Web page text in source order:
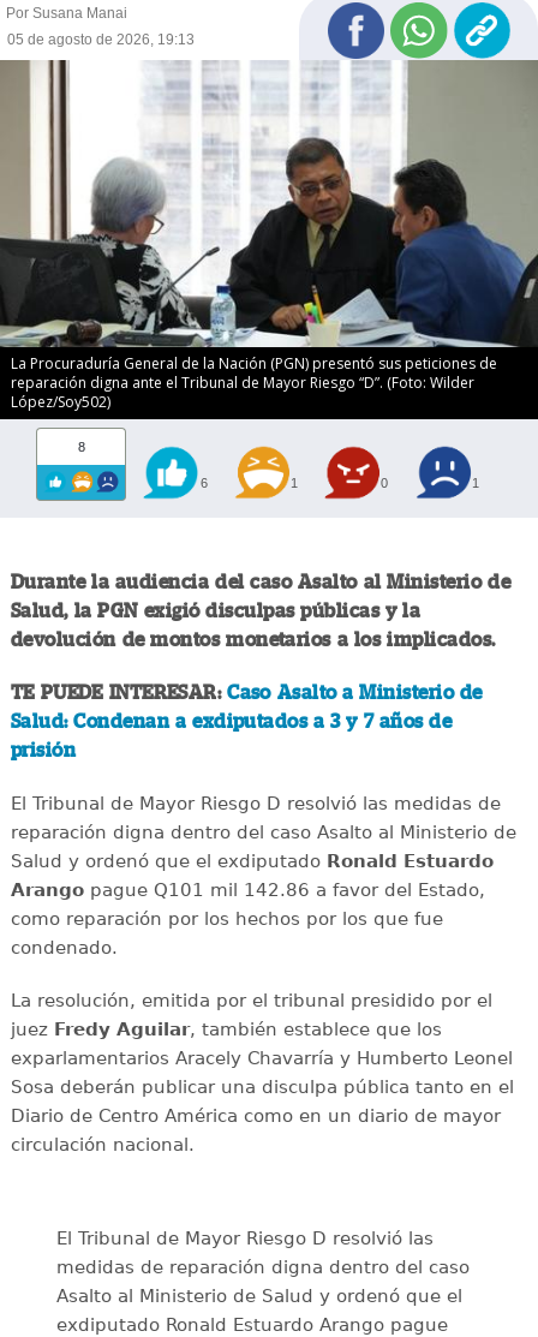
Por Susana Manai
05 de agosto de 2026, 19:13
La Procuraduría General de la Nación (PGN) presentó sus peticiones de
reparación digna ante el Tribunal de Mayor Riesgo “D”. (Foto: Wilder
López/Soy502)
8
6 1 0 1
Durante la audiencia del caso Asalto al Ministerio de
Salud, la PGN exigió disculpas públicas y la
devolución de montos monetarios a los implicados.
TE PUEDE INTERESAR:Caso Asalto a Ministerio de
Salud: Condenan a exdiputados a 3 y 7 años de
prisión
El Tribunal de Mayor Riesgo D resolvió las medidas de
reparación digna dentro del caso Asalto al Ministerio de
Salud y ordenó que el exdiputado Ronald Estuardo
Arangopague Q101 mil 142.86 a favor del Estado,
como reparación por los hechos por los que fue
condenado.
La resolución, emitida por el tribunal presidido por el
juezFredy Aguilar, también establece que los
exparlamentarios Aracely Chavarría y Humberto Leonel
Sosa deberán publicar una disculpa pública tanto en el
Diario de Centro América como en un diario de mayor
circulación nacional.
El Tribunal de Mayor Riesgo D resolvió las
medidas de reparación digna dentro del caso
Asalto al Ministerio de Salud y ordenó que el
exdiputado Ronald Estuardo Arango pague